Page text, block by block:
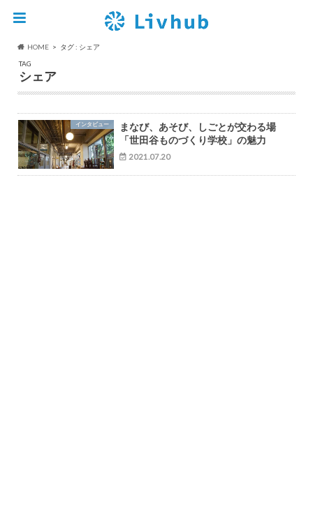
HOME
タグ : シェア
TAG
シェア
インタビュー
まなび、あそび、しごとが交わる場
「世田谷ものづくり学校」の魅力
2021.07.20